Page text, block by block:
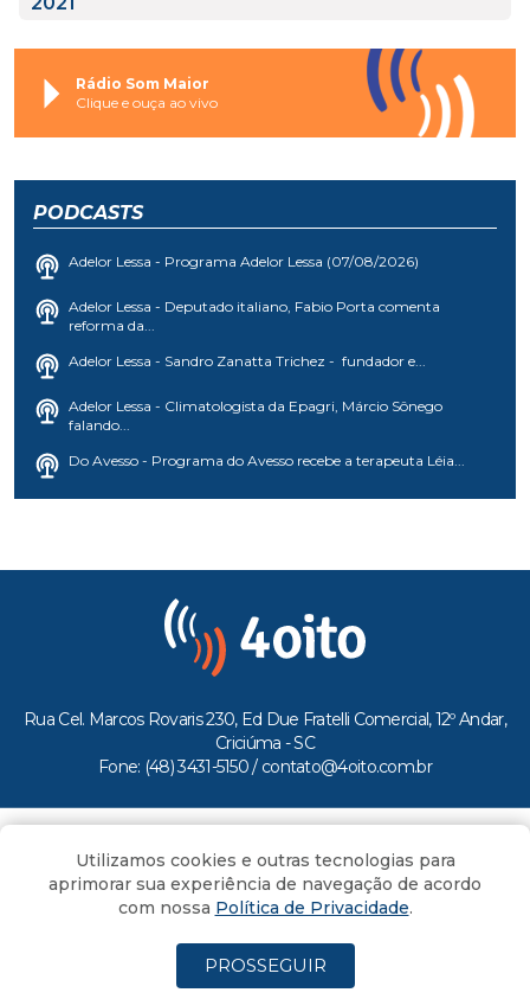
Rádio Som Maior
Clique e ouça ao vivo
PODCASTS
Adelor Lessa - Programa Adelor Lessa (07/08/2026)
Adelor Lessa - Deputado italiano, Fabio Porta comenta
reforma da...
Adelor Lessa - Sandro Zanatta Trichez - fundador e...
Adelor Lessa - Climatologista da Epagri, Márcio Sônego
falando...
Do Avesso - Programa do Avesso recebe a terapeuta Léia...
Rua Cel. Marcos Rovaris 230, Ed Due Fratelli Comercial, 12º Andar,
Criciúma - SC
Fone: (48) 3431-5150 / contato@4oito.com.br
Todos os direitos reservados ao Portal 4oito
Utilizamos cookies e outras tecnologias para
aprimorar sua experiência de navegação de acordo
com nossa Política de Privacidade.
PROSSEGUIR